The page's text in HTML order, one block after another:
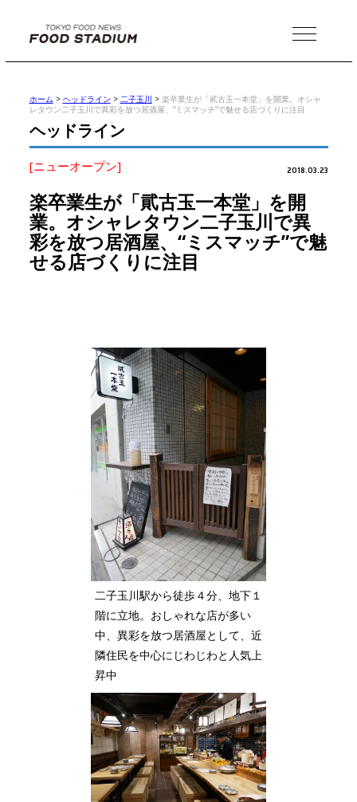
MENU
ホーム > ヘッドライン > 二子玉川 > 楽卒業生が「貮古玉一本堂」を開業。オシャ
レタウン二子玉川で異彩を放つ居酒屋、“ミスマッチ”で魅せる店づくりに注目
ヘッドライン
[ニューオープン] 2018.03.23
楽卒業生が「貮古玉一本堂」を開
業。オシャレタウン二子玉川で異
彩を放つ居酒屋、“ミスマッチ”で魅
せる店づくりに注目
二子玉川駅から徒歩４分、地下１
階に立地。おしゃれな店が多い
中、異彩を放つ居酒屋として、近
隣住民を中心にじわじわと人気上
昇中